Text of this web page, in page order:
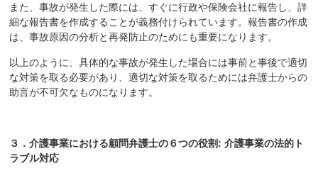
また、事故が発生した際には、すぐに行政や保険会社に報告し、詳
細な報告書を作成することが義務付けられています。報告書の作成
は、事故原因の分析と再発防止のためにも重要になります。
以上のように、具体的な事故が発生した場合には事前と事後で適切
な対策を取る必要があり、適切な対策を取るためには弁護士からの
助言が不可欠なものになります。
３．介護事業における顧問弁護士の６つの役割: 介護事業の法的ト
ラブル対応